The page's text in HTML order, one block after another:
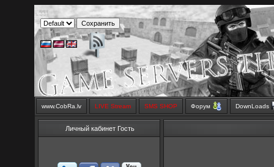
www.CobRa.lv LIVE Stream SMS SHOP Форум DownLoads
Личный кабинет Гость